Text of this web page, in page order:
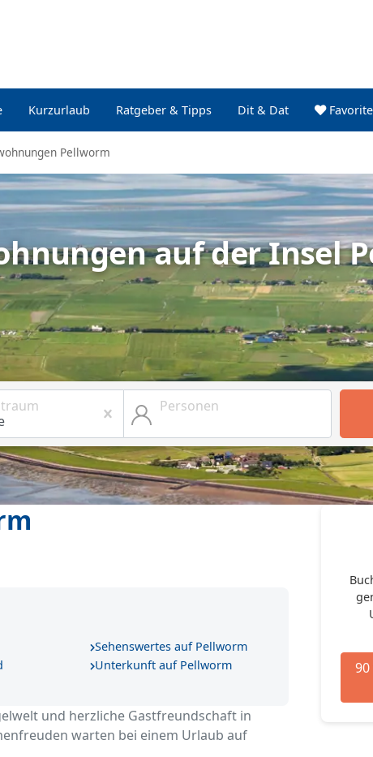
Kurzurlaub Ratgeber & Tipps Dit & Dat
Pellworm
auf der Insel
Personen
Sehenswertes auf Pellworm
Unterkunft auf Pellworm
und herzliche Gastfreundschaft in
warten bei einem Urlaub auf